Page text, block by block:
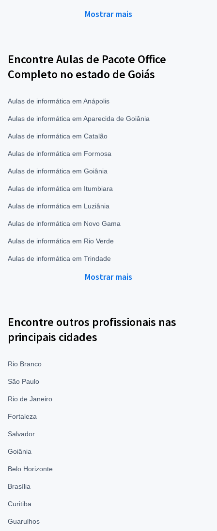
Mostrar mais
Encontre Aulas de Pacote Office
Completo no estado de Goiás
Aulas de informática em Anápolis
Aulas de informática em Aparecida de Goiânia
Aulas de informática em Catalão
Aulas de informática em Formosa
Aulas de informática em Goiânia
Aulas de informática em Itumbiara
Aulas de informática em Luziânia
Aulas de informática em Novo Gama
Aulas de informática em Rio Verde
Aulas de informática em Trindade
Mostrar mais
Encontre outros profissionais nas
principais cidades
Rio Branco
São Paulo
Rio de Janeiro
Fortaleza
Salvador
Goiânia
Belo Horizonte
Brasília
Curitiba
Guarulhos